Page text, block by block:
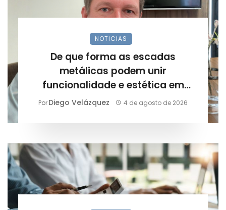
NOTICIAS
De que forma as escadas
metálicas podem unir
funcionalidade e estética em
projetos arquitetônicos?
PorDiego Velázquez 4 de agosto de 2026